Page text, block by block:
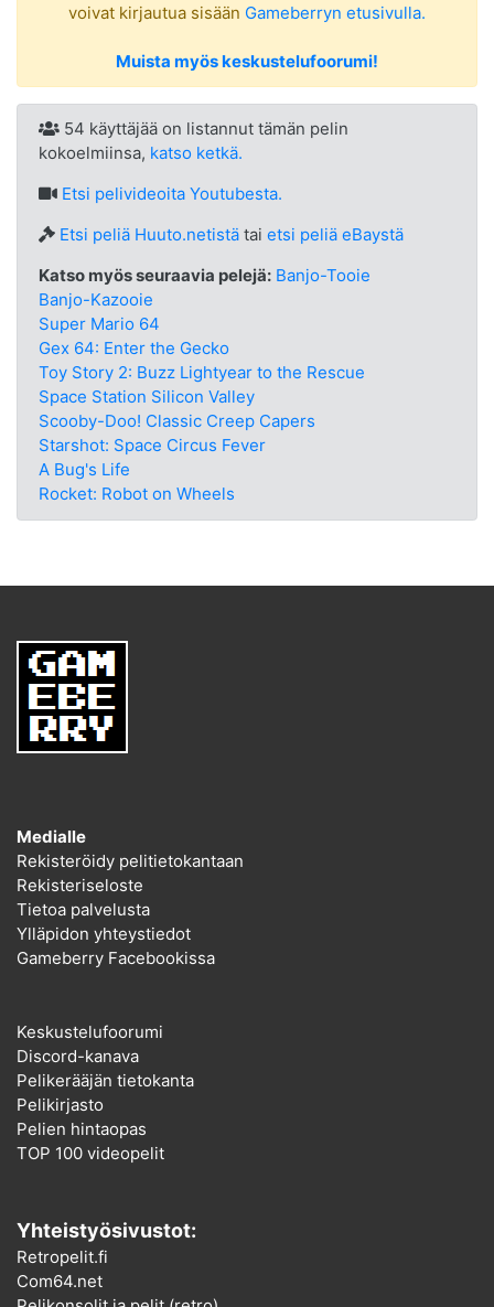
voivat kirjautua sisään Gameberryn etusivulla.
Muista myös keskustelufoorumi!
54 käyttäjää on listannut tämän pelin
kokoelmiinsa, katso ketkä.
Etsi pelivideoita Youtubesta.
Etsi peliä Huuto.netistätai etsi peliä eBaystä
Katso myös seuraavia pelejä: Banjo-Tooie
Banjo-Kazooie
Super Mario 64
Gex 64: Enter the Gecko
Toy Story 2: Buzz Lightyear to the Rescue
Space Station Silicon Valley
Scooby-Doo! Classic Creep Capers
Starshot: Space Circus Fever
A Bug's Life
Rocket: Robot on Wheels
Medialle
Rekisteröidy pelitietokantaan
Rekisteriseloste
Tietoa palvelusta
Ylläpidon yhteystiedot
Gameberry Facebookissa
Keskustelufoorumi
Discord-kanava
Pelikerääjän tietokanta
Pelikirjasto
Pelien hintaopas
TOP 100 videopelit
Yhteistyösivustot:
Retropelit.fi
Com64.net